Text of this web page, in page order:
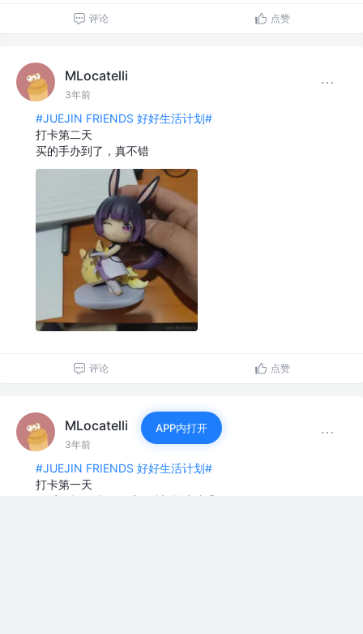
评论 点赞
MLocatelli
3年前
#JUEJIN FRIENDS 好好生活计划#
打卡第二天
买的手办到了，真不错
评论 点赞
MLocatelli
3年前
#JUEJIN FRIENDS 好好生活计划#
打卡第一天
早睡早起，准备面试，希望能上岸😤
APP内打开